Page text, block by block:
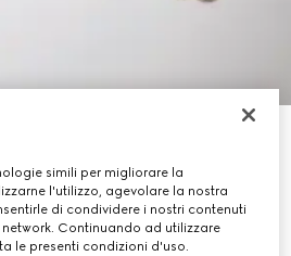
S/M
simili per migliorare la
l'utilizzo, agevolare la nostra
di condividere i nostri contenuti
Continuando ad utilizzare
le presenti condizioni d'uso.